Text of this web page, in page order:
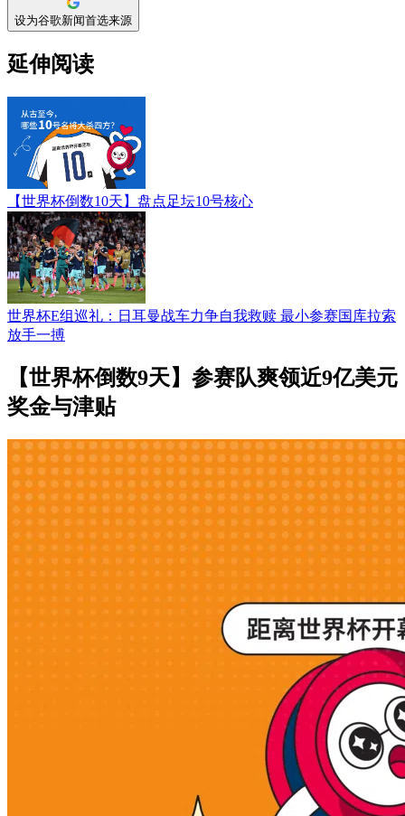
设为谷歌新闻首选来源
延伸阅读
【世界杯倒数10天】盘点足坛10号核心
世界杯E组巡礼：日耳曼战车力争自我救赎 最小参赛国库拉索
放手一搏
【世界杯倒数9天】参赛队爽领近9亿美元
奖金与津贴